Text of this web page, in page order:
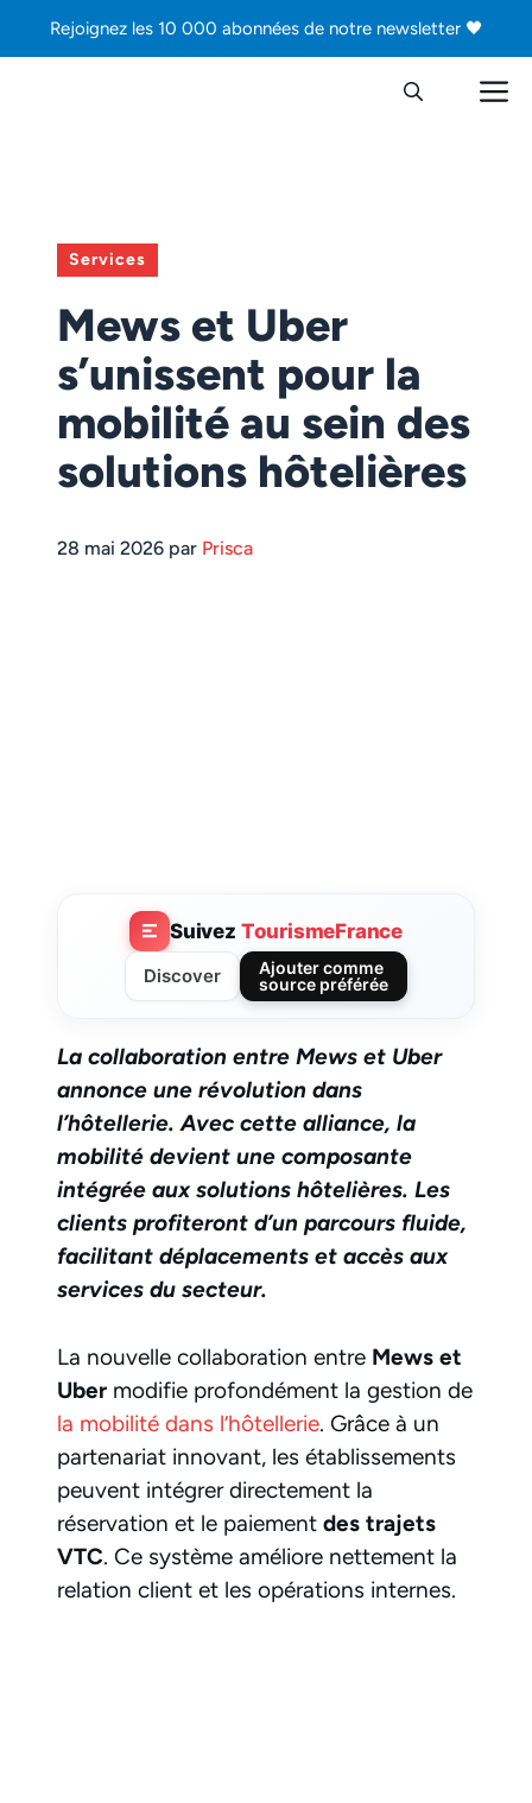
Rejoignez les 10 000 abonnées de notre newsletter 🖤
Services
Mews et Uber
s’unissent pour la
mobilité au sein des
solutions hôtelières
28 mai 2026 par Prisca
Suivez TourismeFrance
Discover
Ajouter comme
source préférée
La collaboration entre Mews et Uber
annonce une révolution dans
l’hôtellerie. Avec cette alliance, la
mobilité devient une composante
intégrée aux solutions hôtelières. Les
clients profiteront d’un parcours fluide,
facilitant déplacements et accès aux
services du secteur.
La nouvelle collaboration entre Mews et
Uber modifie profondément la gestion de
la mobilité dans l’hôtellerie. Grâce à un
partenariat innovant, les établissements
peuvent intégrer directement la
réservation et le paiement des trajets
VTC. Ce système améliore nettement la
relation client et les opérations internes.